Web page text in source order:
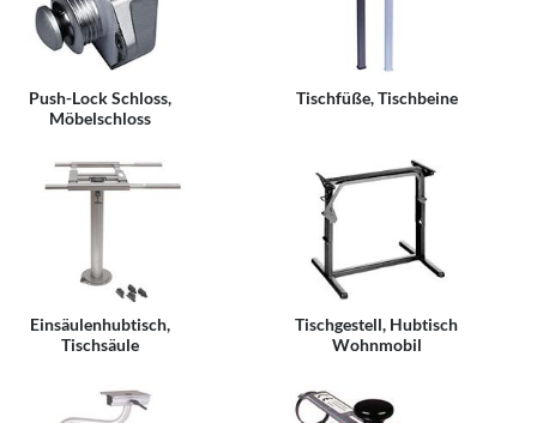
Push-Lock Schloss,
Möbelschloss
Tischfüße, Tischbeine
Einsäulenhubtisch,
Tischsäule
Tischgestell, Hubtisch
Wohnmobil